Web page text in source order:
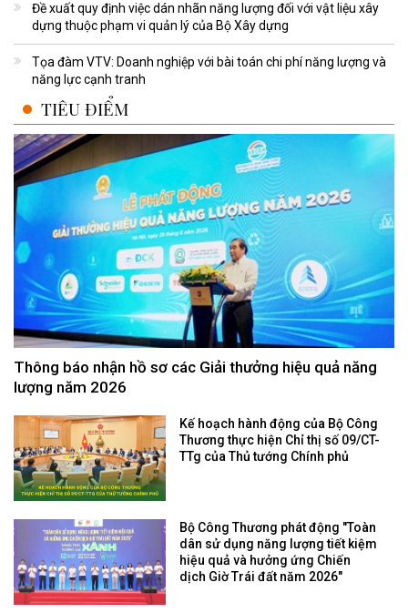
Đề xuất quy định việc dán nhãn năng lượng đối với vật liệu xây
dựng thuộc phạm vi quản lý của Bộ Xây dựng
Tọa đàm VTV: Doanh nghiệp với bài toán chi phí năng lượng và
năng lực cạnh tranh
TIÊU ĐIỂM
Thông báo nhận hồ sơ các Giải thưởng hiệu quả năng
lượng năm 2026
Kế hoạch hành động của Bộ Công
Thương thực hiện Chỉ thị số 09/CT-
TTg của Thủ tướng Chính phủ
Bộ Công Thương phát động "Toàn
dân sử dụng năng lượng tiết kiệm
hiệu quả và hưởng ứng Chiến
dịch Giờ Trái đất năm 2026"